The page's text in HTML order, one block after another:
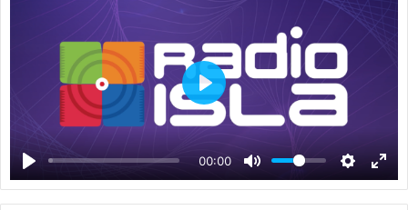
00:00
P
a
y